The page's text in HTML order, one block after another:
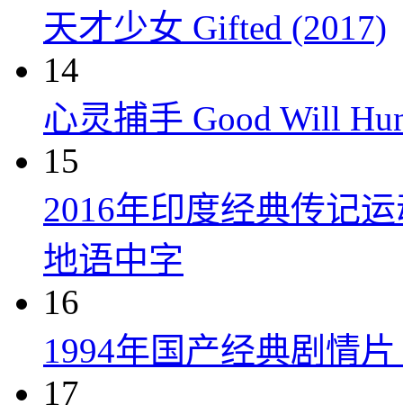
天才少女 Gifted (2017)
14
心灵捕手 Good Will
15
2016年印度经典传记
地语中字
16
1994年国产经典剧情
17